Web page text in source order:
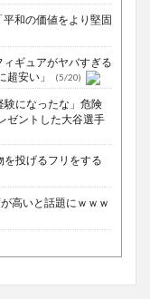
和の価値をより堅固
ギュアがヤバすぎる
安い」
(5/20)
験になったな」危険
ゼントした大谷選手
を投げるフリをする
高いと話題にｗｗｗ